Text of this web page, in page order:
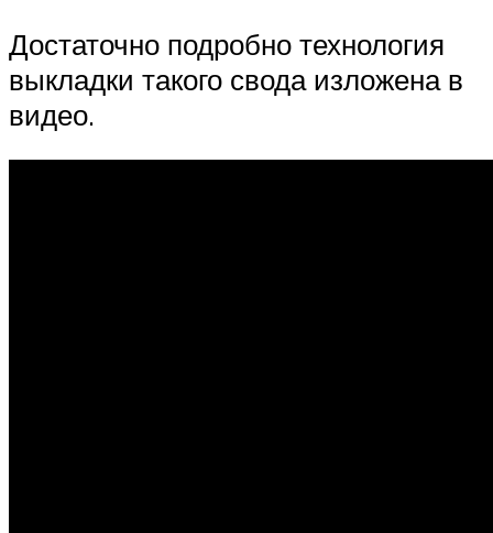
Достаточно подробно технология
выкладки такого свода изложена в
видео.